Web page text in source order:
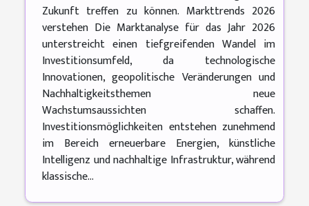
Zukunft treffen zu können. Markttrends 2026
verstehen Die Marktanalyse für das Jahr 2026
unterstreicht einen tiefgreifenden Wandel im
Investitionsumfeld, da technologische
Innovationen, geopolitische Veränderungen und
Nachhaltigkeitsthemen neue
Wachstumsaussichten schaffen.
Investitionsmöglichkeiten entstehen zunehmend
im Bereich erneuerbare Energien, künstliche
Intelligenz und nachhaltige Infrastruktur, während
klassische...